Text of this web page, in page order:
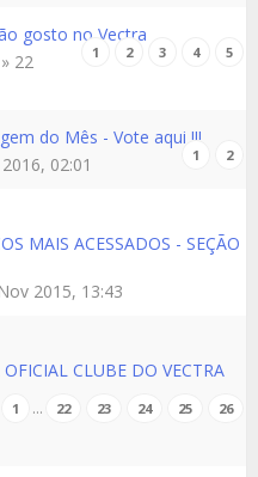
gosto no Vectra
1 2 3 4 5
» 22
do Mês - Vote aqui !!!
1 2
02:01
MAIS ACESSADOS - SEÇÃO
2015, 13:43
CLUBE DO VECTRA
1 … 22 23 24 25 26